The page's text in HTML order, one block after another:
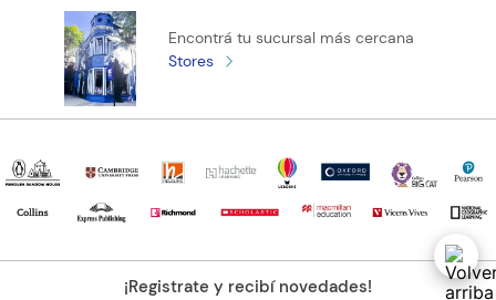
Encontrá tu sucursal más cercana
Stores
¡Registrate y recibí novedades!